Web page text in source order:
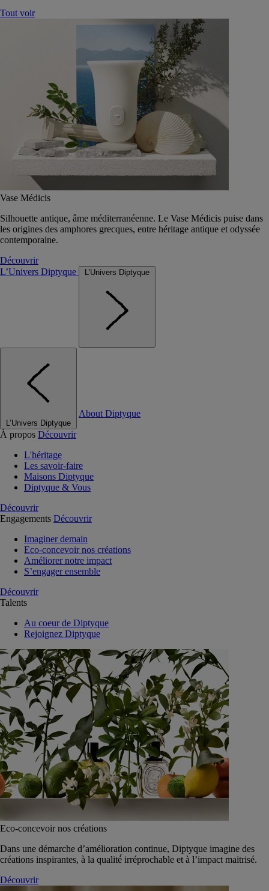
Tout voir
Vase Médicis
Silhouette antique, âme méditerranéenne. Le Vase Médicis puise dans
les origines des amphores grecques, entre héritage antique et odyssée
contemporaine.
Découvrir
L’Univers Diptyque
L’Univers Diptyque
L’Univers Diptyque
About Diptyque
À propos Découvrir
L'héritage
Les savoir-faire
Maisons Diptyque
Diptyque & Vous
Découvrir
Engagements Découvrir
Imaginer demain
Eco-concevoir nos créations
Améliorer notre impact
S’engager ensemble
Découvrir
Talents
Au coeur de Diptyque
Rejoignez Diptyque
Eco-concevoir nos créations
Dans une démarche d’amélioration continue, Diptyque imagine des
créations inspirantes, à la qualité́ irréprochable et à l’impact maitrisé.
Découvrir